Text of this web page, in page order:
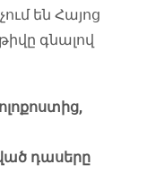
են Հայոց
գնալով
դասերը